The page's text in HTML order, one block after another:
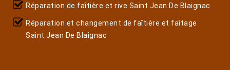
Réparation de faîtière et rive Saint Jean De Blaignac
Réparation et changement de faîtière et faîtage
Saint Jean De Blaignac